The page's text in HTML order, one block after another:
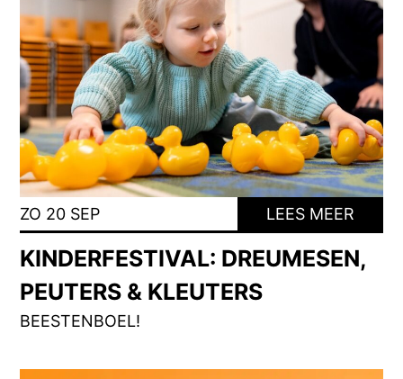
ZO 20 SEP LEES MEER
KINDERFESTIVAL: DREUMESEN,
PEUTERS & KLEUTERS
BEESTENBOEL!